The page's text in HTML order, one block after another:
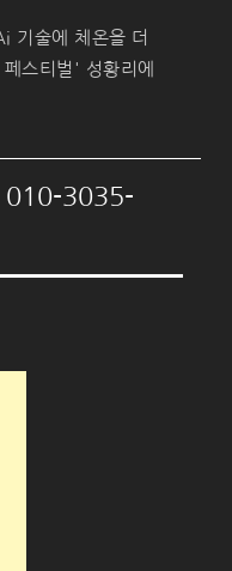
기술에 체온을 더
스티벌' 성황리에
010-3035-